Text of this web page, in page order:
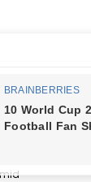
Jaunpur
हाई